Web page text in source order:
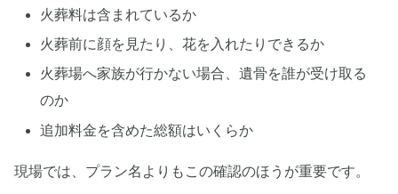
火葬料は含まれているか
火葬前に顔を見たり、花を入れたりできるか
火葬場へ家族が行かない場合、遺骨を誰が受け取る
のか
追加料金を含めた総額はいくらか
現場では、プラン名よりもこの確認のほうが重要です。